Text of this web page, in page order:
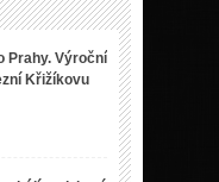
Prahy. Výroční
Křižíkovu